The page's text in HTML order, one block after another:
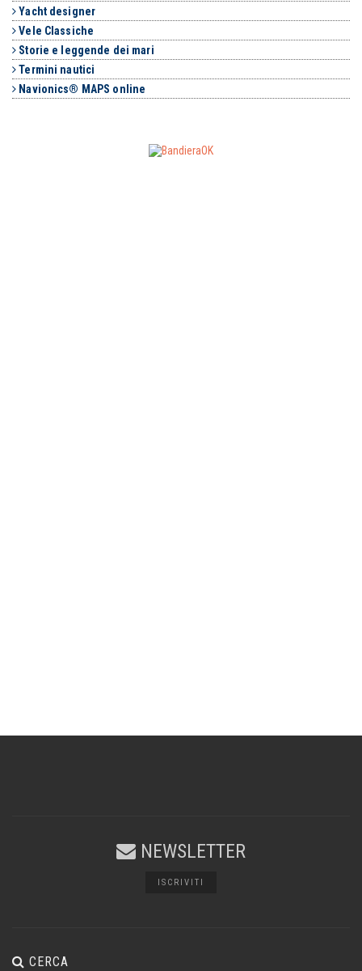
Yacht designer
Vele Classiche
Storie e leggende dei mari
Termini nautici
Navionics® MAPS online
NEWSLETTER
ISCRIVITI
CERCA